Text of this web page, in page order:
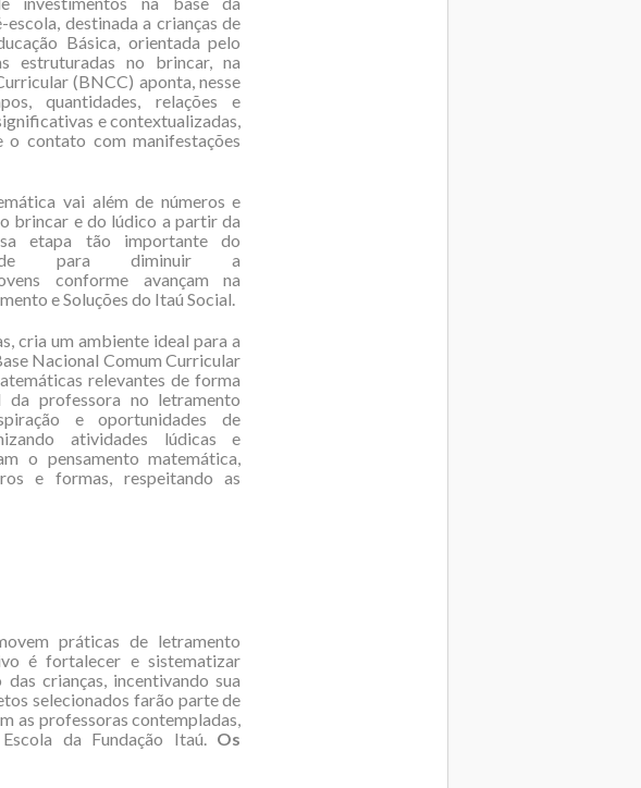
destinada a crianças de
Básica, orientada pelo
estruturadas no brincar, na
(BNCC) aponta, nesse
quantidades, relações e
e contextualizadas,
o contato com manifestações
vai além de números e
brincar e do lúdico a partir da
etapa tão importante do
para diminuir a
conforme avançam na
e Soluções do Itaú Social.
cria um ambiente ideal para a
Nacional Comum Curricular
relevantes de forma
professora no letramento
e oportunidades de
atividades lúdicas e
o pensamento matemática,
e formas, respeitando as
práticas de letramento
é fortalecer e sistematizar
crianças, incentivando sua
selecionados farão parte de
as professoras contempladas,
da Fundação Itaú.Os